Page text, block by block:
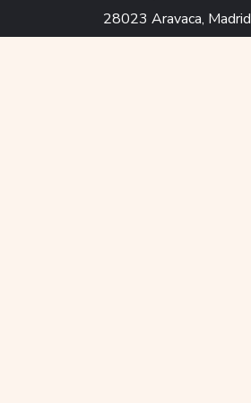
28023 Aravaca, Madrid